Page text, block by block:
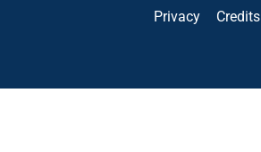
Privacy Credits